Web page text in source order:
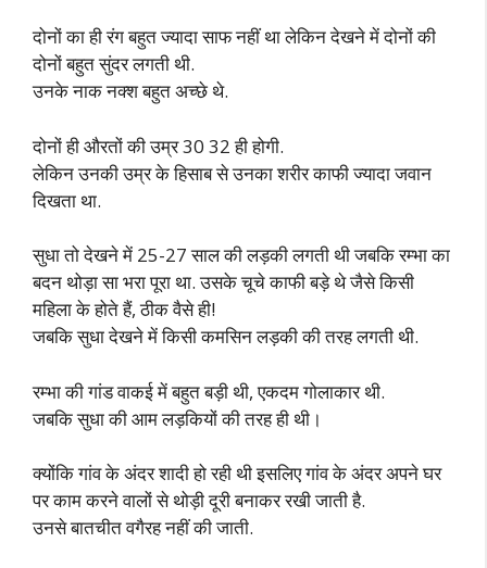
दोनों का ही रंग बहुत ज्यादा साफ नहीं था लेकिन देखने में दोनों की
दोनों बहुत सुंदर लगती थी.
उनके नाक नक्श बहुत अच्छे थे.
दोनों ही औरतों की उम्र 30 32 ही होगी.
लेकिन उनकी उम्र के हिसाब से उनका शरीर काफी ज्यादा जवान
दिखता था.
सुधा तो देखने में 25-27 साल की लड़की लगती थी जबकि रम्भा का
बदन थोड़ा सा भरा पूरा था. उसके चूचे काफी बड़े थे जैसे किसी
महिला के होते हैं, ठीक वैसे ही!
जबकि सुधा देखने में किसी कमसिन लड़की की तरह लगती थी.
रम्भा की गांड वाकई में बहुत बड़ी थी, एकदम गोलाकार थी.
जबकि सुधा की आम लड़कियों की तरह ही थी।
क्योंकि गांव के अंदर शादी हो रही थी इसलिए गांव के अंदर अपने घर
पर काम करने वालों से थोड़ी दूरी बनाकर रखी जाती है.
उनसे बातचीत वगैरह नहीं की जाती.